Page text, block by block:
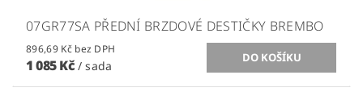
07GR77SA PŘEDNÍ BRZDOVÉ DESTIČKY BREMBO
896,69 Kč bez DPH
1 085 Kč / sada